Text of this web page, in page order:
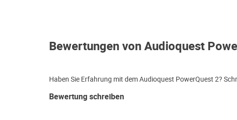
Bewertungen von Audioquest
Haben Sie Erfahrung mit dem Audioquest PowerQuest 2?
Bewertung schreiben